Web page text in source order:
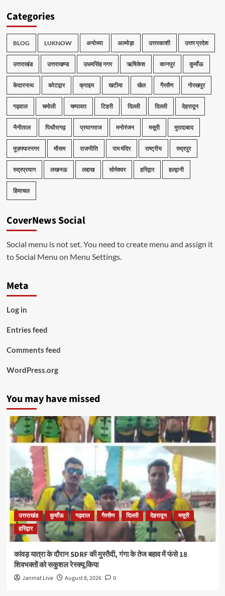
Categories
BLOG LUKNOW अयोध्या अल्मोड़ा उत्तरकाशी उत्तर प्रदेश
उत्तराखंड उत्तराखण्ड उधमसिंह नगर ऋषिकेश कानपुर कुमाँऊ
केदारनाथ कोटद्वार क्राइम खटीमा खेल गैरसैण गोरखपुर
गढ़वाल चमोली चम्पावत टिहरी दिल्ली दिल्ली देहरादून
नैनीताल पिथौरागढ़ प्रयागराज मनोरंजन मसूरी मुरादाबाद
मुज़फ्फरनगर मौसम राजनीति राम मंदिर राष्ट्रीय रुद्रपुर
रुद्रप्रयाग लखनऊ लद्दाख सोमेश्वर हरिद्वार हल्द्वानी
हिमाचल
CoverNews Social
Social menu is not set. You need to create menu and assign it
to Social Menu on Menu Settings.
Meta
Log in
Entries feed
Comments feed
WordPress.org
You may have missed
उत्तराखंड कुमाँऊ गढ़वाल गैरसैण दिल्ली देहरादून
मसूरी
हरिद्वार
कांवड़ यात्रा के दौरान SDRF की मुस्तैदी, गंगा के तेज बहाव में फंसे 18
शिवभक्तों को सकुशल रेस्क्यू किया
Janmat Live August 8, 2026 0